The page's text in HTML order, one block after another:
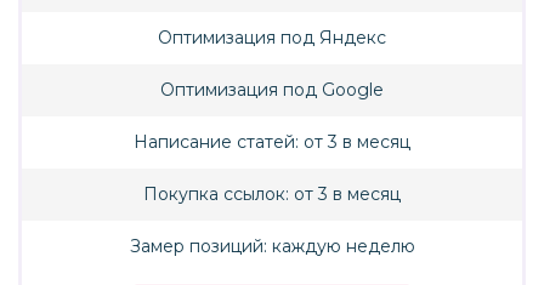
Оптимизация под Яндекс
Оптимизация под Google
Написание статей: от 3 в месяц
Покупка ссылок: от 3 в месяц
Замер позиций: каждую неделю